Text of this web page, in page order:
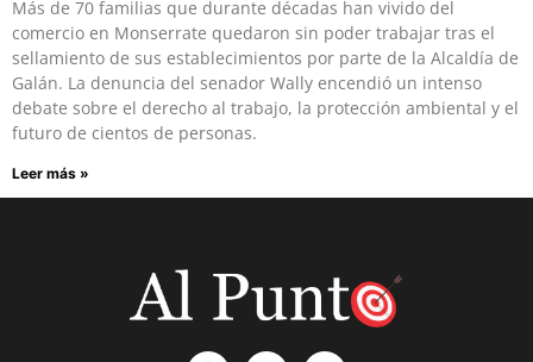
Más de 70 familias que durante décadas han vivido del
comercio en Monserrate quedaron sin poder trabajar tras el
sellamiento de sus establecimientos por parte de la Alcaldía de
Galán. La denuncia del senador Wally encendió un intenso
debate sobre el derecho al trabajo, la protección ambiental y el
futuro de cientos de personas.
Leer más »